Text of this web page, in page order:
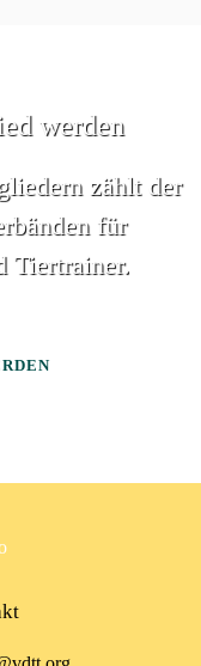
werden
zählt der
für
Tiertrainer.